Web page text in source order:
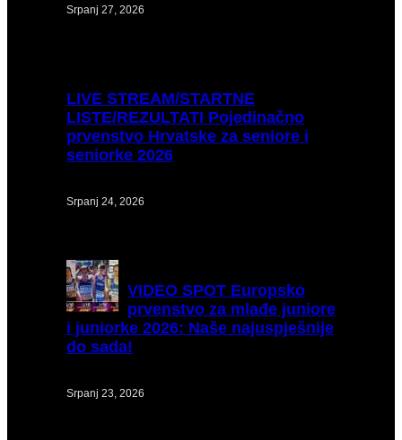
Srpanj 27, 2026
LIVE STREAM/STARTNE
LISTE/REZULTATI Pojedinačno
prvenstvo Hrvatske za seniore i
seniorke 2026
Srpanj 24, 2026
VIDEO SPOT Europsko
prvenstvo za mlađe juniore
i juniorke 2026: Naše najuspješnije
do sada!
Srpanj 23, 2026